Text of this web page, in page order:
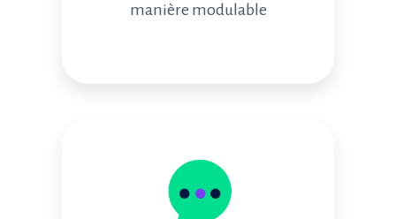
manière modulable